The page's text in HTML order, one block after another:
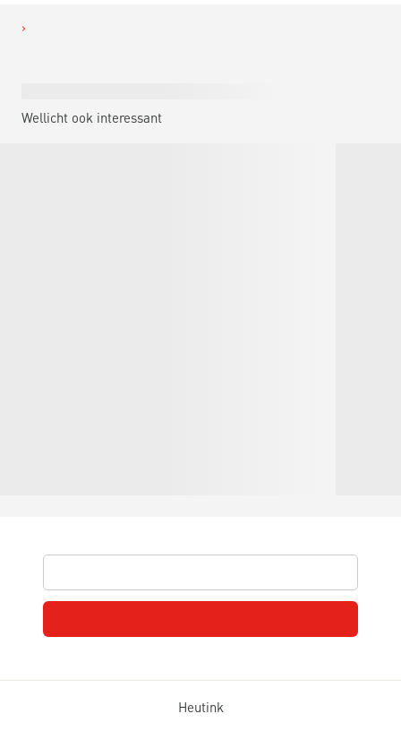
Wellicht ook interessant
Heutink